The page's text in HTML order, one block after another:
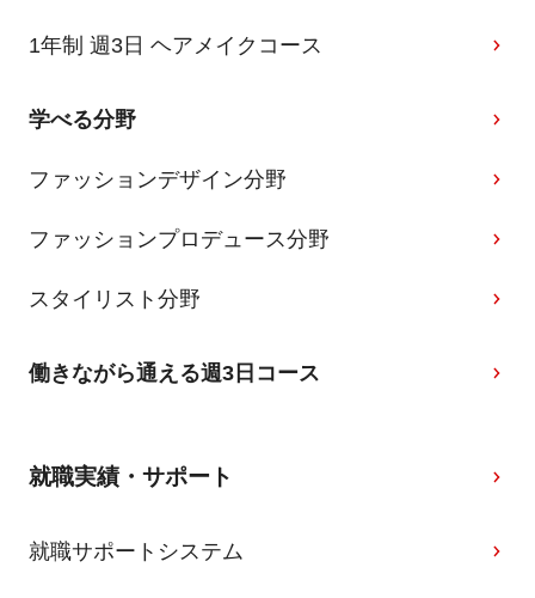
1年制 週3日 ヘアメイクコース
学べる分野
ファッションデザイン分野
ファッションプロデュース分野
スタイリスト分野
働きながら通える週3日コース
就職実績・サポート
就職サポートシステム